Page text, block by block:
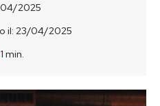
2025
il: 23/04/2025
1 min.